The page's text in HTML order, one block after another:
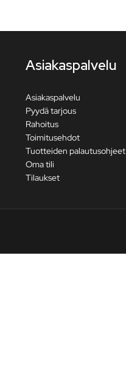
Asiakaspalvelu
Asiakaspalvelu
Pyydä tarjous
Rahoitus
Toimitusehdot
Tuotteiden palautusohjeet
Oma tili
Tilaukset